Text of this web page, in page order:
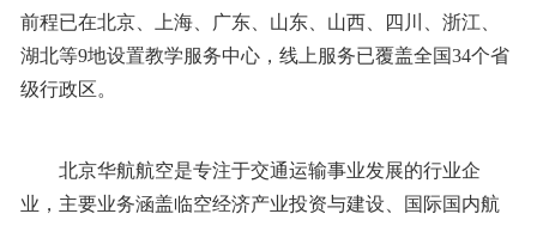
前程已在北京、上海、广东、山东、山西、四川、浙江、
湖北等9地设置教学服务中心，线上服务已覆盖全国34个省
级行政区。
北京华航航空是专注于交通运输事业发展的行业企
业，主要业务涵盖临空经济产业投资与建设、国际国内航